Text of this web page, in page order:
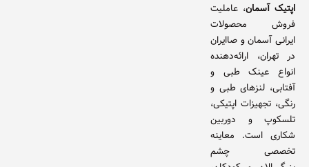
اپتیک آسمان، عاملیت
فروش محصولات
ایرانی آسمان و صاایران
در تهران، ارائه‌دهنده
انواع عینک طبی و
آفتابی، لنزهای طبی و
رنگی، تجهیزات اپتیکی،
تلسکوپ و دوربین
شکاری است. معاینه
تخصصی چشم